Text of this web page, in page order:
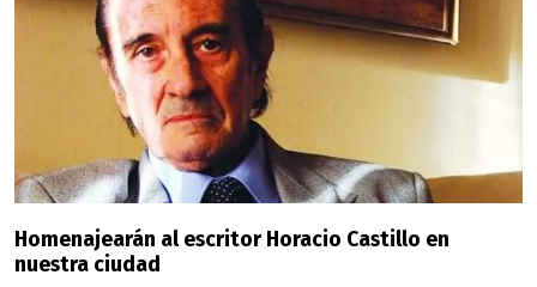
Homenajearán al escritor Horacio Castillo en
nuestra ciudad